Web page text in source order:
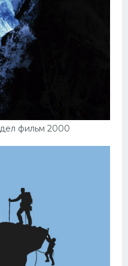
фильм 2000